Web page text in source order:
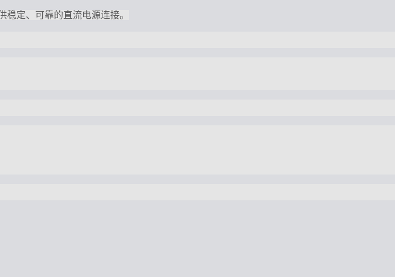
定、可靠的直流电源连接。